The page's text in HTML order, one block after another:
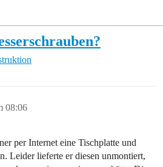
08:06
per Internet eine Tischplatte und
Leider lieferte er diesen unmontiert,